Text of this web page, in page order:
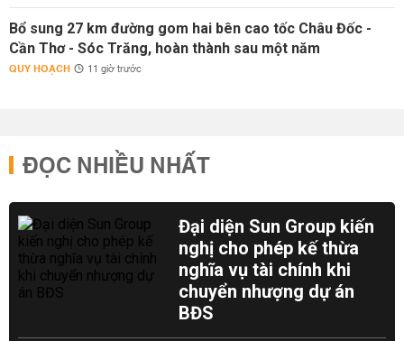
Bổ sung 27 km đường gom hai bên cao tốc Châu Đốc -
Cần Thơ - Sóc Trăng, hoàn thành sau một năm
QUY HOẠCH 11 giờ trước
ĐỌC NHIỀU NHẤT
Đại diện Sun Group kiến
nghị cho phép kế thừa
nghĩa vụ tài chính khi
chuyển nhượng dự án
BĐS